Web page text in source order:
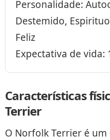
Personalidade:
Destemido,
Feliz
Expectativa de vida:
Características
Terrier
O Norfolk Terrier é